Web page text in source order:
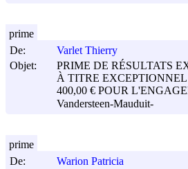
De:
Varlet Thierry
Objet:
PRIME DE RÉSULTATS
À TITRE
400,00 € POUR
Vandersteen-Mauduit-
prime
De:
Warion Patricia
prime